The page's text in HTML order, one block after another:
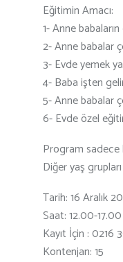
Eğitimin Amacı:
1- Anne
2- Anne babalar
3- Evde yemek
4- Baba işten
5- Anne babalar
6- Evde özel
Program sadece
Diğer yaş
Tarih: 16 Aralık
Saat: 12.00-17.00
Kayıt İçin : 0216
Kontenjan: 15